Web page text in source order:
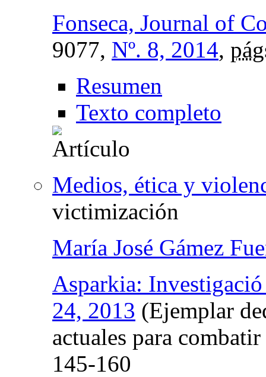
Fonseca, Journal of
9077, Nº. 8, 2014,
Resumen
Texto completo
Medios, ética y
victimización
María José Gámez
Asparkia:
24, 2013 (Ejemplar
actuales para
145-160